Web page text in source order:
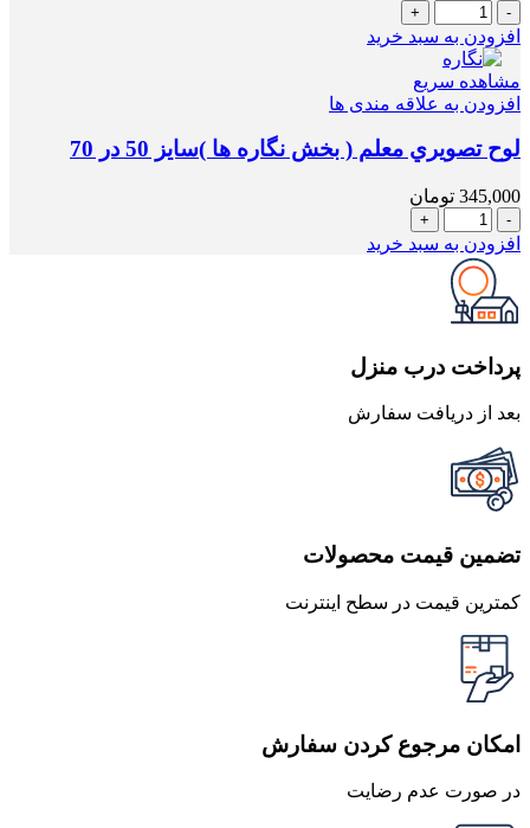
لوح
تصويري
معلم
(
25
تم
رياضي)
سیمی
عدد
افزودن به سبد خرید
مشاهده سریع
افزودن به علاقه مندی ها
لوح تصويري معلم ( بخش نگاره ها )سایز 50 در 70
345,000 تومان
لوح
تصويري
معلم
(
بخش
نگاره
ها
)سایز
در
عدد
افزودن به سبد خرید
پرداخت درب منزل
بعد از دریافت سفارش
تضمین قیمت محصولات
کمترین قیمت در سطح اینترنت
امکان مرجوع کردن سفارش
در صورت عدم رضایت